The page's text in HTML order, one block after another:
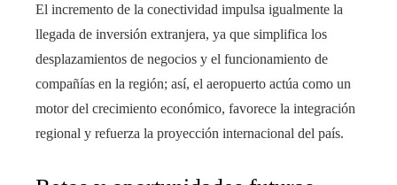
El incremento de la conectividad impulsa igualmente la
llegada de inversión extranjera, ya que simplifica los
desplazamientos de negocios y el funcionamiento de
compañías en la región; así, el aeropuerto actúa como un
motor del crecimiento económico, favorece la integración
regional y refuerza la proyección internacional del país.